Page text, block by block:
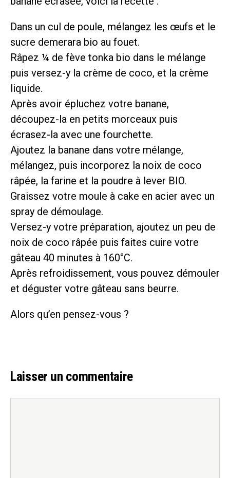
Dans un cul de poule, mélangez les œufs et le
sucre demerara bio au fouet.
Râpez ¼ de fève tonka bio dans le mélange
puis versez-y la crème de coco, et la crème
liquide.
Après avoir épluchez votre banane,
découpez-la en petits morceaux puis
écrasez-la avec une fourchette.
Ajoutez la banane dans votre mélange,
mélangez, puis incorporez la noix de coco
râpée, la farine et la poudre à lever BIO.
Graissez votre moule à cake en acier avec un
spray de démoulage.
Versez-y votre préparation, ajoutez un peu de
noix de coco râpée puis faites cuire votre
gâteau 40 minutes à 160°C.
Après refroidissement, vous pouvez démouler
et déguster votre gâteau sans beurre.
Alors qu’en pensez-vous ?
Laisser un commentaire